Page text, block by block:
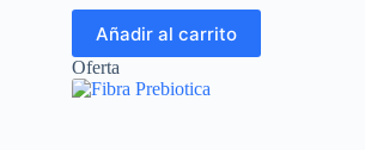
Añadir al carrito
Oferta